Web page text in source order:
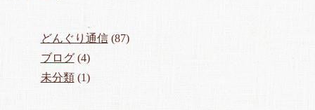
どんぐり通信(87)
ブログ(4)
未分類(1)